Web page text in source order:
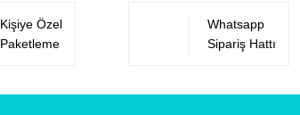
Kişiye Özel
Paketleme
Whatsapp
Sipariş Hattı